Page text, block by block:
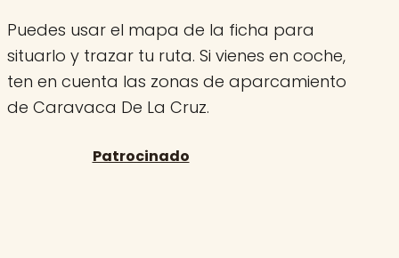
Puedes usar el mapa de la ficha para
situarlo y trazar tu ruta. Si vienes en coche,
ten en cuenta las zonas de aparcamiento
de Caravaca De La Cruz.